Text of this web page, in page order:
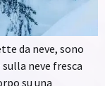
da neve, sono
neve fresca
su una